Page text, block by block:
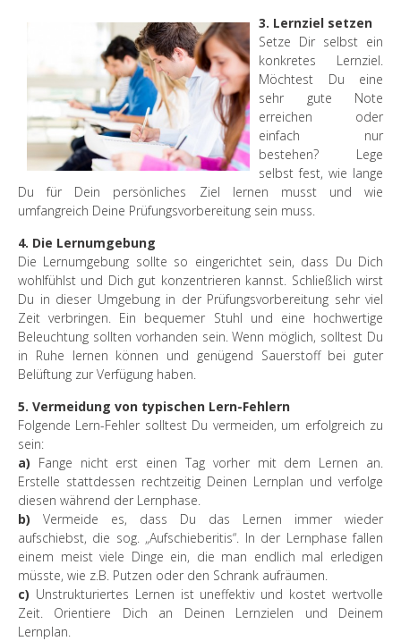
3. Lernziel setzen
Setze Dir selbst ein
konkretes Lernziel.
Möchtest Du eine
sehr gute Note
erreichen oder
einfach nur
bestehen? Lege
selbst fest, wie lange
Du für Dein persönliches Ziel lernen musst und wie
umfangreich Deine Prüfungsvorbereitung sein muss.
4. Die Lernumgebung
Die Lernumgebung sollte so eingerichtet sein, dass Du Dich
wohlfühlst und Dich gut konzentrieren kannst. Schließlich wirst
Du in dieser Umgebung in der Prüfungsvorbereitung sehr viel
Zeit verbringen. Ein bequemer Stuhl und eine hochwertige
Beleuchtung sollten vorhanden sein. Wenn möglich, solltest Du
in Ruhe lernen können und genügend Sauerstoff bei guter
Belüftung zur Verfügung haben.
5. Vermeidung von typischen Lern-Fehlern
Folgende Lern-Fehler solltest Du vermeiden, um erfolgreich zu
sein:
a) Fange nicht erst einen Tag vorher mit dem Lernen an.
Erstelle stattdessen rechtzeitig Deinen Lernplan und verfolge
diesen während der Lernphase.
b) Vermeide es, dass Du das Lernen immer wieder
aufschiebst, die sog. „Aufschieberitis“. In der Lernphase fallen
einem meist viele Dinge ein, die man endlich mal erledigen
müsste, wie z.B. Putzen oder den Schrank aufräumen.
c) Unstrukturiertes Lernen ist uneffektiv und kostet wertvolle
Zeit. Orientiere Dich an Deinen Lernzielen und Deinem
Lernplan.